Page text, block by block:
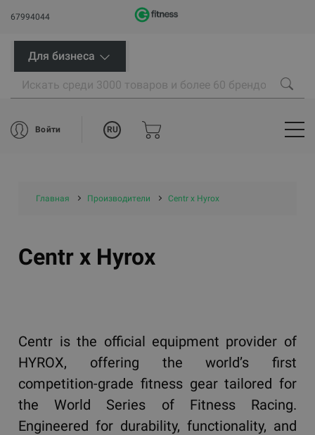
67994044
Для бизнеса
Войти RU
Главная Производители Centr x Hyrox
Centr x Hyrox
Centr is the official equipment provider of
HYROX, offering the world’s first
competition-grade fitness gear tailored for
the World Series of Fitness Racing.
Engineered for durability, functionality, and